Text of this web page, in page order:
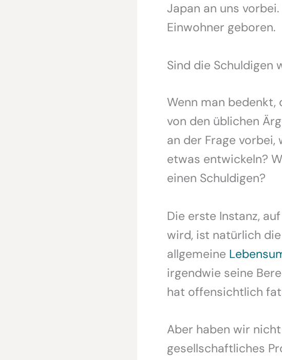
Japan an uns
Einwohner geboren.
Sind die Schuldigen
Wenn man bedenkt,
von den üblichen
an der Frage
etwas entwickeln?
einen Schuldigen?
Die erste Instanz,
wird, ist natürlich
allgemeine
irgendwie seine
hat offensichtlich
Aber haben wir
gesellschaftliches